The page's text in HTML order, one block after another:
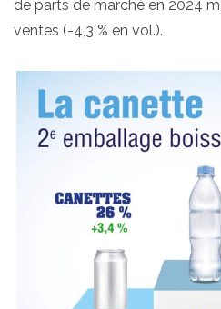
de parts de marché en 2024
ventes (-4,3 % en vol.).